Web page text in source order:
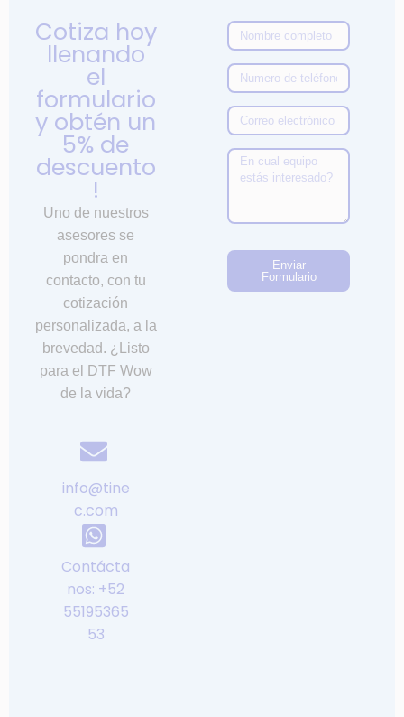
Cotiza hoy
llenando
el
formulario
y obtén un
5% de
descuento
!
Uno de nuestros
asesores se
pondra en
contacto, con tu
cotización
personalizada, a la
brevedad. ¿Listo
para el DTF Wow
de la vida?
info@tine
c.com
Contácta
nos: +52
55195365
53
Enviar
Formulario